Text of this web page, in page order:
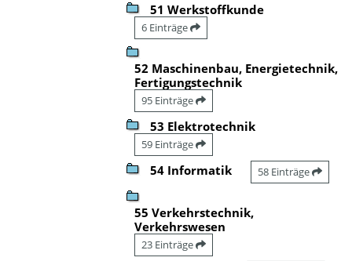
51 Werkstoffkunde
6 Einträge
52 Maschinenbau, Energietechnik,
Fertigungstechnik
95 Einträge
53 Elektrotechnik
59 Einträge
54 Informatik 58 Einträge
55 Verkehrstechnik,
Verkehrswesen
23 Einträge